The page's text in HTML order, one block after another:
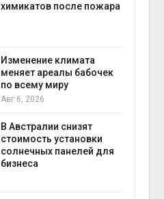
химикатов после пожара
Изменение климата
меняет ареалы бабочек
по всему миру
Авг 6, 2026
В Австралии снизят
стоимость установки
солнечных панелей для
бизнеса